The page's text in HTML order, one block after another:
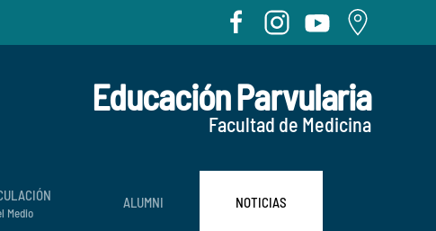
Educación Parvularia
Facultad de Medicina
Medio
ALUMNI NOTICIAS